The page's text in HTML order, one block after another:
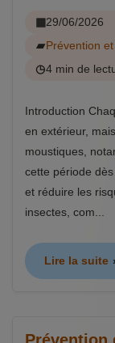
29/06/2026
Prévention
4 min de
Introduction
en extérieur,
moustiques,
cette période
et réduire les
insectes, com...
Lire la suite